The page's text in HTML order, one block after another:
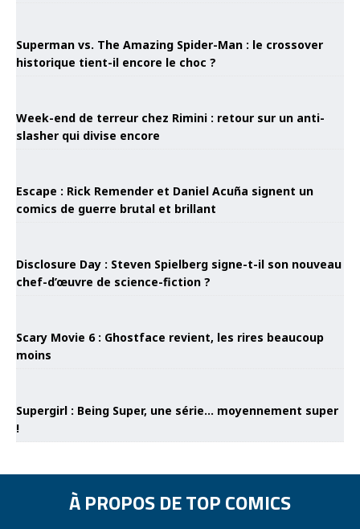
Superman vs. The Amazing Spider-Man : le crossover
historique tient-il encore le choc ?
Week-end de terreur chez Rimini : retour sur un anti-
slasher qui divise encore
Escape : Rick Remender et Daniel Acuña signent un
comics de guerre brutal et brillant
Disclosure Day : Steven Spielberg signe-t-il son nouveau
chef-d’œuvre de science-fiction ?
Scary Movie 6 : Ghostface revient, les rires beaucoup
moins
Supergirl : Being Super, une série… moyennement super
!
À PROPOS DE TOP COMICS